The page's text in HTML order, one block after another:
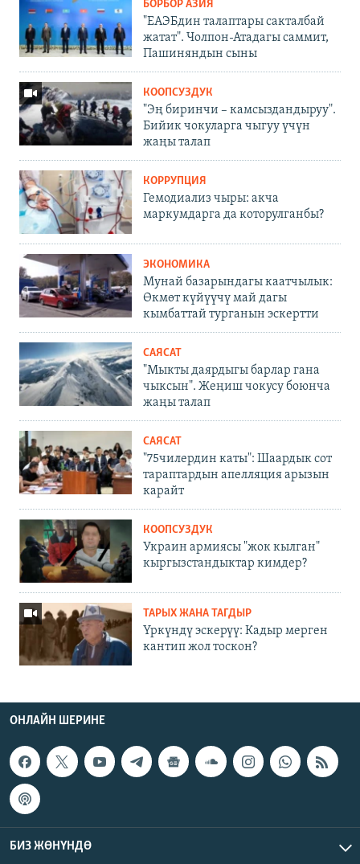
БОРБОР АЗИЯ
"ЕАЭБдин талаптары сакталбай
жатат". Чолпон-Атадагы саммит,
Пашиняндын сыны
КООПСУЗДУК
"Эң биринчи – камсыздандыруу".
Бийик чокуларга чыгуу үчүн
жаңы талап
КОРРУПЦИЯ
Гемодиализ чыры: акча
маркумдарга да которулганбы?
ЭКОНОМИКА
Мунай базарындагы каатчылык:
Өкмөт күйүүчү май дагы
кымбаттай турганын эскертти
САЯСАТ
"Мыкты даярдыгы барлар гана
чыксын". Жеңиш чокусу боюнча
жаңы талап
САЯСАТ
"75чилердин каты": Шаардык сот
тараптардын апелляция арызын
карайт
КООПСУЗДУК
Украин армиясы "жок кылган"
кыргызстандыктар кимдер?
ТАРЫХ ЖАНА ТАГДЫР
Үркүндү эскерүү: Кадыр мерген
кантип жол тоскон?
ОНЛАЙН ШЕРИНЕ
БИЗ ЖӨНҮНДӨ